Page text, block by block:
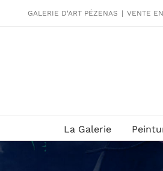
au
GALERIE D'ART PÉZENAS | VENTE
La Galerie